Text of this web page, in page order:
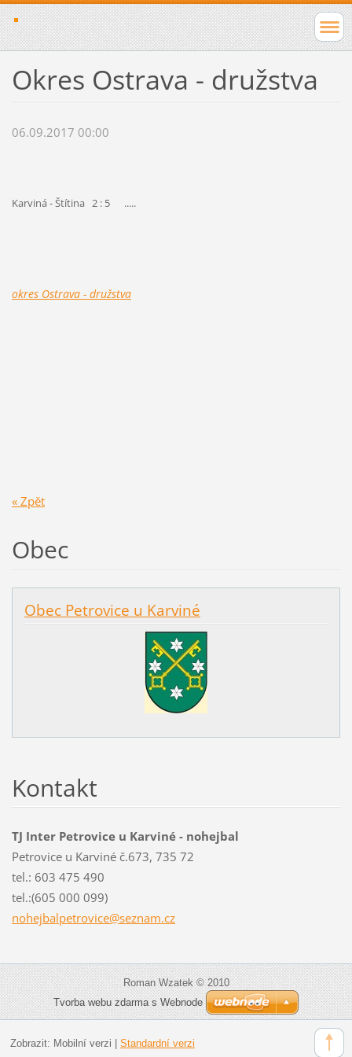
Okres Ostrava - družstva
06.09.2017 00:00
Karviná - Štítina 2 : 5 .....
okres Ostrava - družstva
« Zpět
Obec
Obec Petrovice u Karviné
Kontakt
TJ Inter Petrovice u Karviné - nohejbal
Petrovice u Karviné č.673, 735 72
tel.: 603 475 490
tel.:(605 000 099)
nohejbalpetrovice@seznam.cz
Roman Wzatek © 2010
Tvorba webu zdarma s Webnode
Zobrazit: Mobilní verzi Standardní verzi